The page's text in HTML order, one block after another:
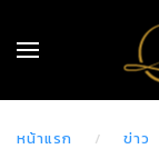
หน้าแรก ข่าว